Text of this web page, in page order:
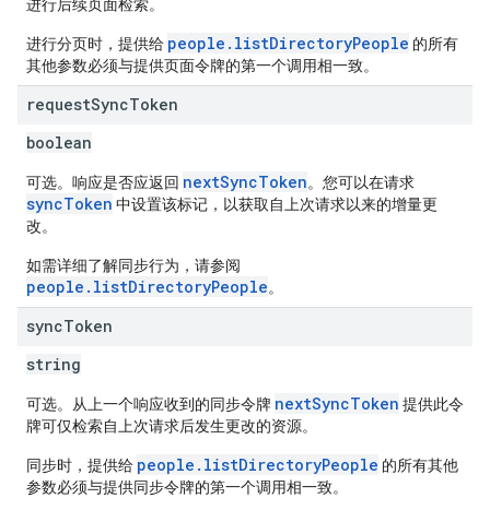
进行后续页面检索。
进行分页时，提供给 people.listDirectoryPeople 的所有
其他参数必须与提供页面令牌的第一个调用相一致。
requestSyncToken
boolean
可选。响应是否应返回 nextSyncToken。您可以在请求
syncToken 中设置该标记，以获取自上次请求以来的增量更
改。
如需详细了解同步行为，请参阅
people.listDirectoryPeople。
syncToken
string
可选。从上一个响应收到的同步令牌 nextSyncToken 提供此令
牌可仅检索自上次请求后发生更改的资源。
同步时，提供给 people.listDirectoryPeople 的所有其他
参数必须与提供同步令牌的第一个调用相一致。